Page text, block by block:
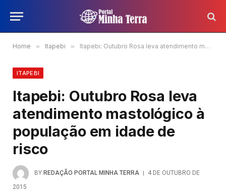
Home » Itapebi » Itapebi: Outubro Rosa leva atendimento mastológico à população em idade de risco
ITAPEBI
Itapebi: Outubro Rosa leva
atendimento mastológico à
população em idade de
risco
BY REDAÇÃO PORTAL MINHA TERRA
4 DE OUTUBRO DE
2015